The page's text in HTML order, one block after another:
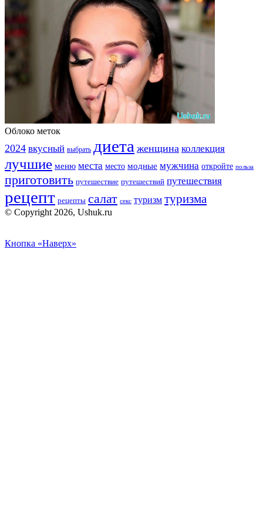
Облоко меток
2024 вкусный выбрать диета женщина коллекция
лучшие меню места место модные мужчина откройте польза
приготовить путешествие путешествий путешествия
рецепт рецепты салат секс туризм туризма
© Copyright 2026, Ushuk.ru
Кнопка «Наверх»